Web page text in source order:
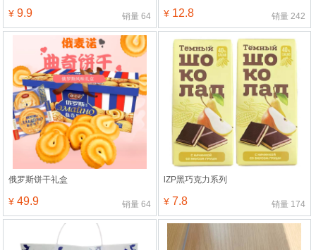
¥ 9.9 销量 64 ¥12.8 销量 242
俄罗斯饼干礼盒
¥ 49.9 销量 64
lZP黑巧克力系列
¥7.8 销量 174